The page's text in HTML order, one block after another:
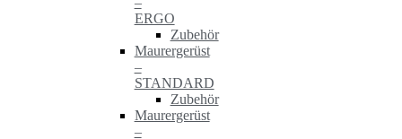
ERGO
Zubehör
Maurergerüst
–
STANDARD
Zubehör
Maurergerüst
–